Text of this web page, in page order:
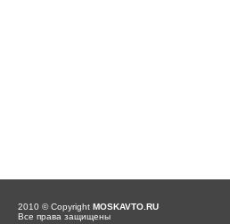
2010 © Copyright MOSKAVTO.RU
Все права защищены